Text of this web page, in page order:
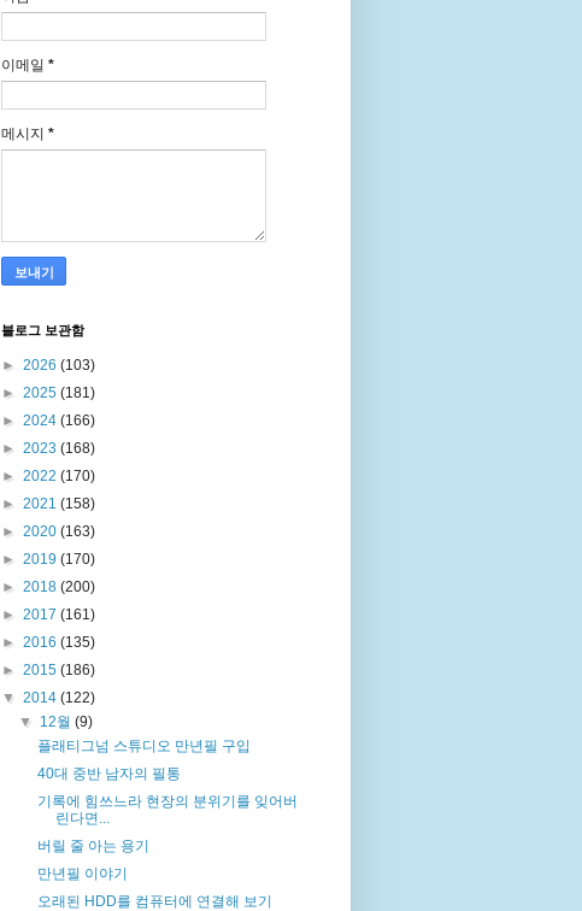
이메일 *
메시지 *
블로그 보관함
► 2026 (103)
► 2025 (181)
► 2024 (166)
► 2023 (168)
► 2022 (170)
► 2021 (158)
► 2020 (163)
► 2019 (170)
► 2018 (200)
► 2017 (161)
► 2016 (135)
► 2015 (186)
▼ 2014 (122)
▼ 12월(9)
플래티그넘 스튜디오 만년필 구입
40대 중반 남자의 필통
기록에 힘쓰느라 현장의 분위기를 잊어버
린다면...
버릴 줄 아는 용기
만년필 이야기
오래된 HDD를 컴퓨터에 연결해 보기